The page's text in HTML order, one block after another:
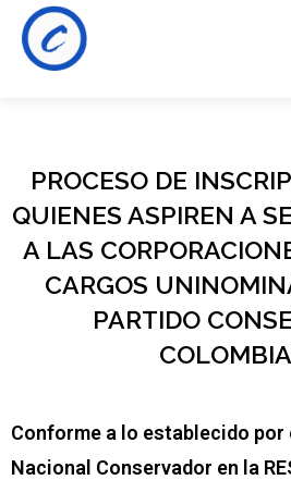
PROCESO DE
QUIENES ASPIREN A
A LAS
CARGOS
PARTIDO
Conforme a lo establecido
Nacional Conservador en la